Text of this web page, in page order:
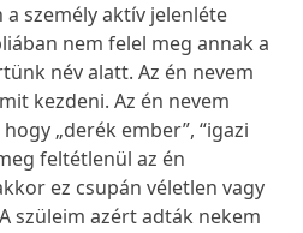
személy aktív jelenléte
nem felel meg annak a
név alatt. Az én nevem
kezdeni. Az én nevem
„derék ember”, “igazi
feltétlenül az én
ez csupán véletlen vagy
szüleim azért adták nekem